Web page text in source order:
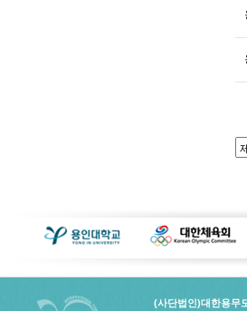
(사단법인)대한용무